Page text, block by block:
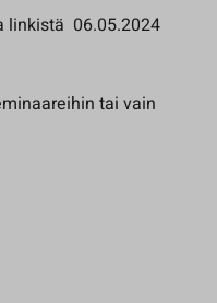
linkistä 06.05.2024
tai vain